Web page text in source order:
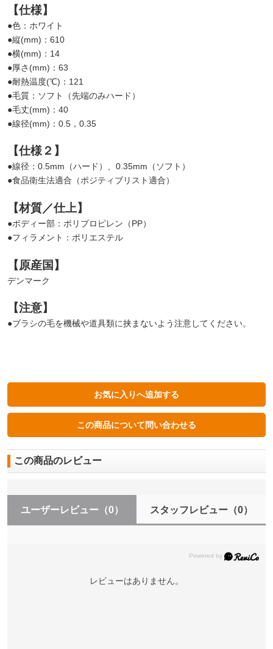
【仕様】
●色：ホワイト
●縦(mm)：610
●横(mm)：14
●厚さ(mm)：63
●耐熱温度(℃)：121
●毛質：ソフト（先端のみハード）
●毛丈(mm)：40
●線径(mm)：0.5，0.35
【仕様２】
●線径：0.5mm（ハード）、0.35mm（ソフト）
●食品衛生法適合（ポジティブリスト適合）
【材質／仕上】
●ボディー部：ポリプロピレン（PP）
●フィラメント：ポリエステル
【原産国】
デンマーク
【注意】
●ブラシの毛を機械や道具類に挟まないよう注意してください。
この商品のレビュー
ユーザーレビュー （0） スタッフレビュー（0）
レビューはありません。